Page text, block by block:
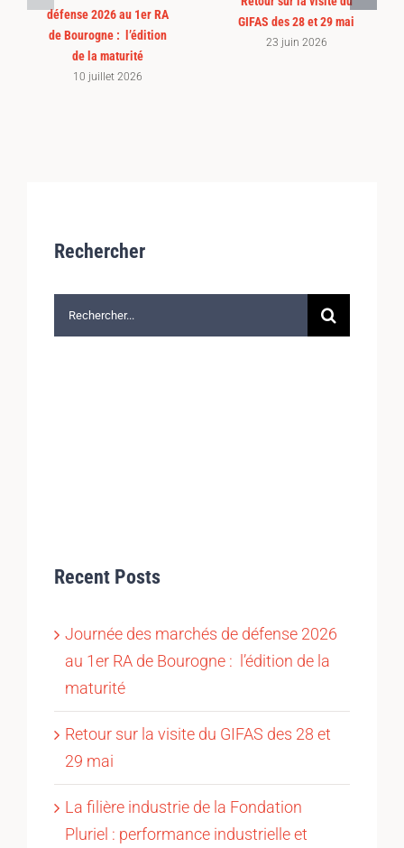
défense 2026 au 1er RA
de Bourogne : l’édition
de la maturité
10 juillet 2026
GIFAS des 28 et 29 mai
23 juin 2026
Rechercher
Rechercher:
Recent Posts
Journée des marchés de défense 2026
au 1er RA de Bourogne : l’édition de la
maturité
Retour sur la visite du GIFAS des 28 et
29 mai
La filière industrie de la Fondation
Pluriel : performance industrielle et